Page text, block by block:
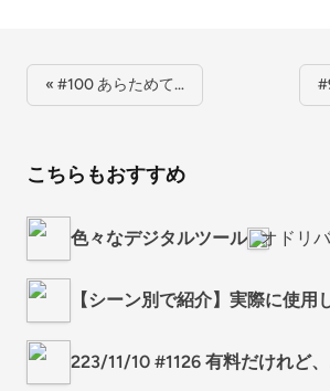
« #100 あらためて…
こちらもおすすめ
色々なデジタルツール オドリ
【シーン別で紹介】実際に使
223/11/10 #1126 有料だけれど